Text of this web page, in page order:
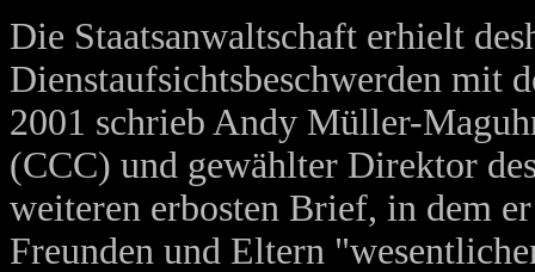
Die Staatsanwaltschaft erhielt
Dienstaufsichtsbeschwerden mit
2001 schrieb Andy Müller-
(CCC) und gewählter Direktor
weiteren erbosten Brief, in dem
Freunden und Eltern